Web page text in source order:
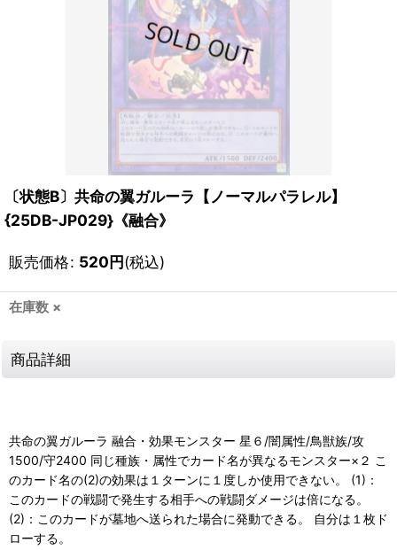
〔状態B〕共命の翼ガルーラ【ノーマルパラレル】
{25DB-JP029}《融合》
販売価格: 520円(税込)
在庫数 ×
商品詳細
共命の翼ガルーラ 融合・効果モンスター 星６/闇属性/鳥獣族/攻
1500/守2400 同じ種族・属性でカード名が異なるモンスター×２ こ
のカード名の(2)の効果は１ターンに１度しか使用できない。 (1)：
このカードの戦闘で発生する相手への戦闘ダメージは倍になる。
(2)：このカードが墓地へ送られた場合に発動できる。 自分は１枚ド
ローする。